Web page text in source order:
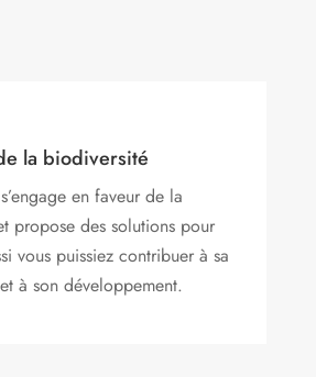
la biodiversité
en faveur de la
propose des solutions pour
vous puissiez contribuer à sa
à son développement.